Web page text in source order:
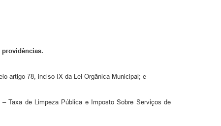
providências.
artigo 78, inciso IX da Lei Orgânica Municipal; e
Taxa de Limpeza Pública e Imposto Sobre Serviços de